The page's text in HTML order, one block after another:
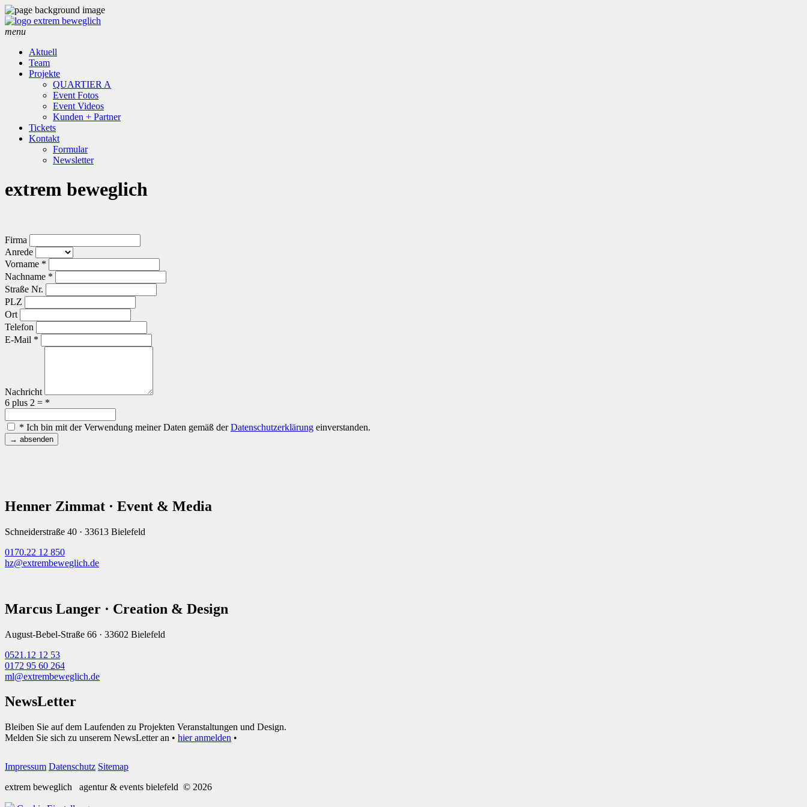
menu
Aktuell
Team
Projekte
QUARTIER A
Event Fotos
Event Videos
Kunden + Partner
Tickets
Kontakt
Formular
Newsletter
extrem beweglich
Firma
Anrede
Vorname *
Nachname *
Straße Nr.
PLZ
Ort
Telefon
E-Mail *
Nachricht
6 plus 2 = *
* Ich bin mit der Verwendung meiner Daten gemäß derDatenschutzerklärung einverstanden.
→ absenden
Henner Zimmat · Event & Media
Schneiderstraße 40 · 33613 Bielefeld
0170.22 12 850
hz@extrembeweglich.de
Marcus Langer · Creation & Design
August-Bebel-Straße 66 · 33602 Bielefeld
0521.12 12 53
0172 95 60 264
ml@extrembeweglich.de
NewsLetter
Bleiben Sie auf dem Laufenden zu Projekten Veranstaltungen und Design.
Melden Sie sich zu unserem NewsLetter an • hier anmelden •
Impressum Datenschutz Sitemap
extrem beweglich agentur & events bielefeld © 2026